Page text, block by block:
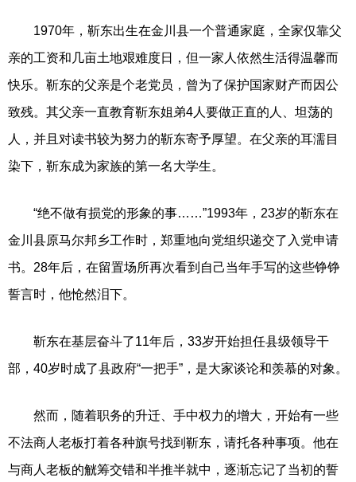
1970年，靳东出生在金川县一个普通家庭，全家仅靠父
亲的工资和几亩土地艰难度日，但一家人依然生活得温馨而
快乐。靳东的父亲是个老党员，曾为了保护国家财产而因公
致残。其父亲一直教育靳东姐弟4人要做正直的人、坦荡的
人，并且对读书较为努力的靳东寄予厚望。在父亲的耳濡目
染下，靳东成为家族的第一名大学生。
“绝不做有损党的形象的事……”1993年，23岁的靳东在
金川县原马尔邦乡工作时，郑重地向党组织递交了入党申请
书。28年后，在留置场所再次看到自己当年手写的这些铮铮
誓言时，他怆然泪下。
靳东在基层奋斗了11年后，33岁开始担任县级领导干
部，40岁时成了县政府“一把手”，是大家谈论和羡慕的对象。
然而，随着职务的升迁、手中权力的增大，开始有一些
不法商人老板打着各种旗号找到靳东，请托各种事项。他在
与商人老板的觥筹交错和半推半就中，逐渐忘记了当初的誓